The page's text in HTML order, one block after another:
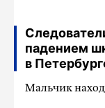
падением
в
Мальчик